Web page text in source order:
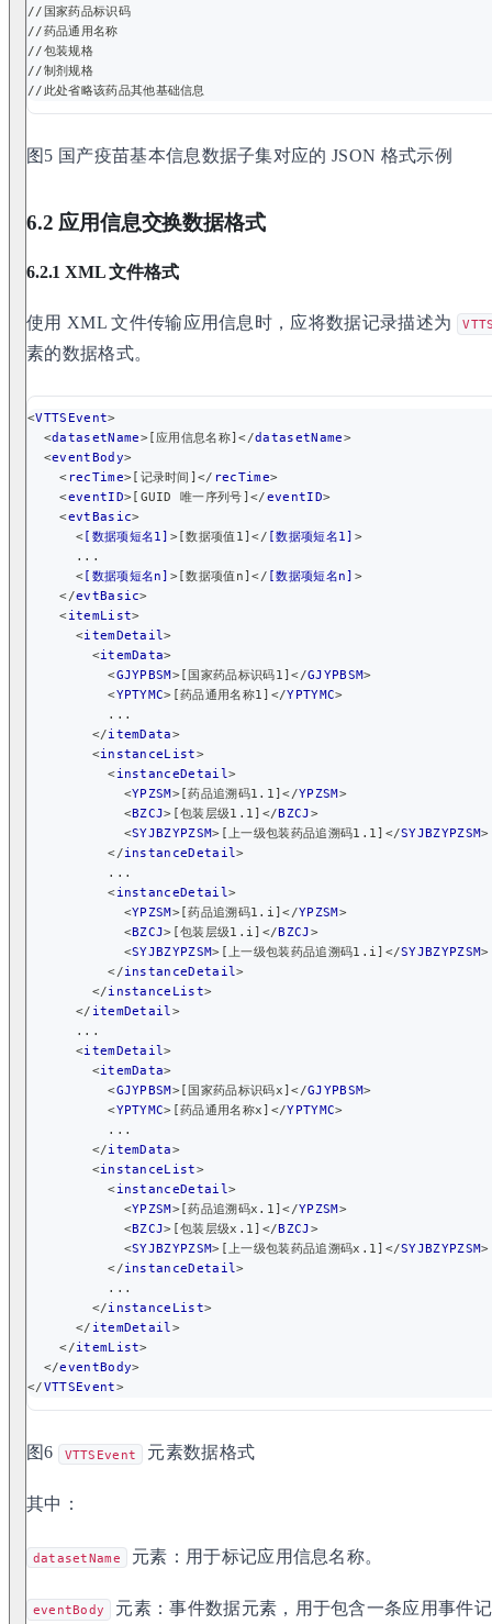
//国家药品标识码
//药品通用名称
//包装规格
//制剂规格
//此处省略该药品其他基础信息
图5 国产疫苗基本信息数据子集对应的 JSON 格式示例
6.2 应用信息交换数据格式
6.2.1 XML 文件格式
使用 XML 文件传输应用信息时，应将数据记录描述为
素的数据格式。
<VTTSEvent>
<datasetName>[应用信息名称]</datasetName>
<eventBody>
< recTime> [记录时间]</ recTime>
<eventID> [GUID 唯一序列号]</eventID>
<evtBasic>
< [数据项短名1] > [数据项值1]</ [数据项短名1] >
      ...
< [数据项短名n] > [数据项值n]</ [数据项短名n] >
</evtBasic>
<itemList>
<itemDetail>
<itemData>
<GJYPBSM> [国家药品标识码1]</GJYPBSM>
<YPTYMC> [药品通用名称1] </YPTYMC>
          ...
</itemData>
<instanceList>
<instanceDetail>
<YPZSM> [药品追溯码1.1]</YPZSM>
<BZCJ> [包装层级1.1] </ BZCJ>
<SYJBZYPZSM> [上一级包装药品追溯码1.1] </SYJBZYPZSM>
</instanceDetail>
          ...
<instanceDetail>
<YPZSM> [药品追溯码1.i]</YPZSM>
<BZCJ> [包装层级1.i] </ BZCJ>
<SYJBZYPZSM> [上一级包装药品追溯码1.i] </SYJBZYPZSM>
</instanceDetail>
</instanceList>
</ itemDetail>
      ...
<itemDetail>
<itemData>
<GJYPBSM> [国家药品标识码x]</GJYPBSM>
<YPTYMC> [药品通用名称x] </YPTYMC>
          ...
</itemData>
<instanceList>
<instanceDetail>
<YPZSM> [药品追溯码x.1]</YPZSM>
<BZCJ> [包装层级x.1] </ BZCJ>
<SYJBZYPZSM> [上一级包装药品追溯码x.1] </SYJBZYPZSM>
</instanceDetail>
          ...
</instanceList>
</ itemDetail>
</itemList>
</eventBody>
</VTTSEvent>
图6 VTTSEvent 元素数据格式
其中：
datasetName 元素：用于标记应用信息名称。
eventBody 元素：事件数据元素，用于包含一条应用事件